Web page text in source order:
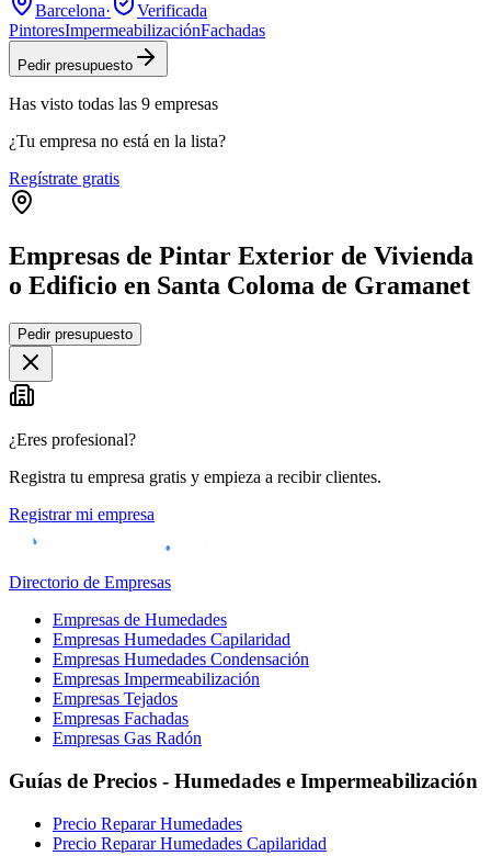
Barcelona·
Verificada
PintoresImpermeabilizaciónFachadas
Pedir presupuesto
Has visto todas las 9 empresas
¿Tu empresa no está en la lista?
Regístrate gratis
Empresas de Pintar Exterior de Vivienda
o Edificio en Santa Coloma de Gramanet
+
−
Pedir presupuesto
¿Eres profesional?
Registra tu empresa gratis y empieza a recibir clientes.
Registrar mi empresa
Directorio de Empresas
Empresas de Humedades
Empresas Humedades Capilaridad
Empresas Humedades Condensación
Empresas Impermeabilización
Empresas Tejados
Empresas Fachadas
Empresas Gas Radón
Guías de Precios - Humedades e Impermeabilización
Precio Reparar Humedades
Precio Reparar Humedades Capilaridad